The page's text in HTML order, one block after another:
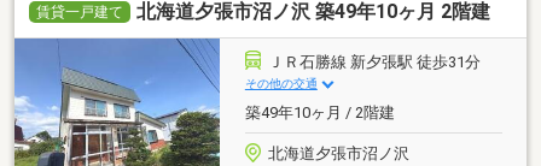
賃貸一戸建て 北海道夕張市沼ノ沢 築49年10ヶ月 2階建
ＪＲ石勝線 新夕張駅 徒歩31分
その他の交通
築49年10ヶ月 / 2階建
北海道夕張市沼ノ沢